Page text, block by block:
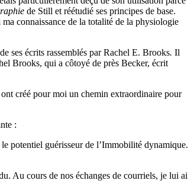
de Still et réétudié ses principes de base.
connaissance de la totalité de la physiologie
ses écrits rassemblés parRachel E. Brooks. Il
Brooks, qui a côtoyé de près Becker, écrit
créé pour moi un chemin extraordinaire pour
:
le potentiel guérisseur de l’Immobilité dynamique.
Au cours de nos échanges de courriels, je lui ai